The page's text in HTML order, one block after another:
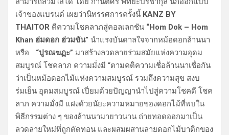
เจ้าของแบรนด์ เผยว่านิทรรศการครั้งนี้ KANZ BY
THAITOR ตีความโชคลาภสู่คอลเลกชัน “Hom Dok – Hom
Khan ฮ่มดอก ฮ่วมขัน” นำแรงบันดาลใจจากหม้อดอกล้านนา
หรือ “ปูรณฆฏะ” มาสร้างลวดลายร่วมสมัยแห่งความอุดม
สมบูรณ์ โชคลาภ ความมั่งมี “ตามคติความเชื่อล้านนาเชื่อกัน
ว่าเป็นหม้อดอกไม้แห่งความสมบูรณ์ รวมถึงความสุข สงบ
ร่มเย็น อุดมสมบูรณ์ เปี่ยมด้วยปัญญานำไปสู่ความโชคดี โชค
ลาภ ความมั่งมี แฝงด้วยนัยะความหมายของดอกไม้ที่พบใน
พิธีกรรมต่าง ๆ ของล้านนามายาวนาน ถ่ายทอดออกมาเป็น
ลวดลายใหม่ที่ถูกตัดทอน และผสมผสานลายดอกไม้บาติกของ